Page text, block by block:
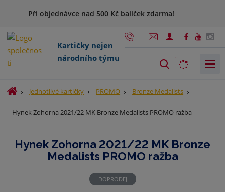
Při objednávce nad 500 Kč balíček zdarma!
Kartičky nejen
národního týmu
h
e
a
Ú
o
í
Jednotlivé kartičky PROMO Bronze Medalists
Hynek Zohorna 2021/22 MK Bronze Medalists PROMO ražba
Hynek Zohorna 2021/22 MK Bronze
Medalists PROMO ražba
DOPRODEJ